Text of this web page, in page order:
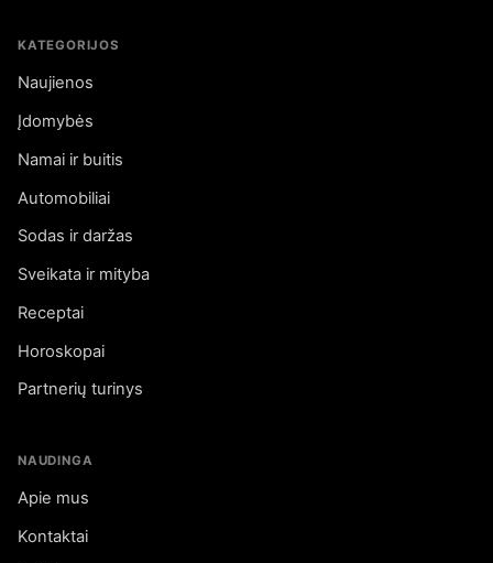
KATEGORIJOS
Naujienos
Įdomybės
Namai ir buitis
Automobiliai
Sodas ir daržas
Sveikata ir mityba
Receptai
Horoskopai
Partnerių turinys
NAUDINGA
Apie mus
Kontaktai